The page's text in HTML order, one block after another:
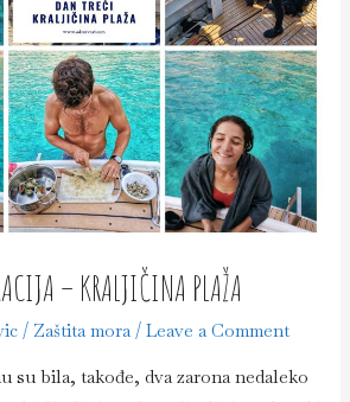
– KRALJIČINA PLAŽA
/ Zaštita mora/Leave a Comment
su bila, takođe, dva zarona nedaleko